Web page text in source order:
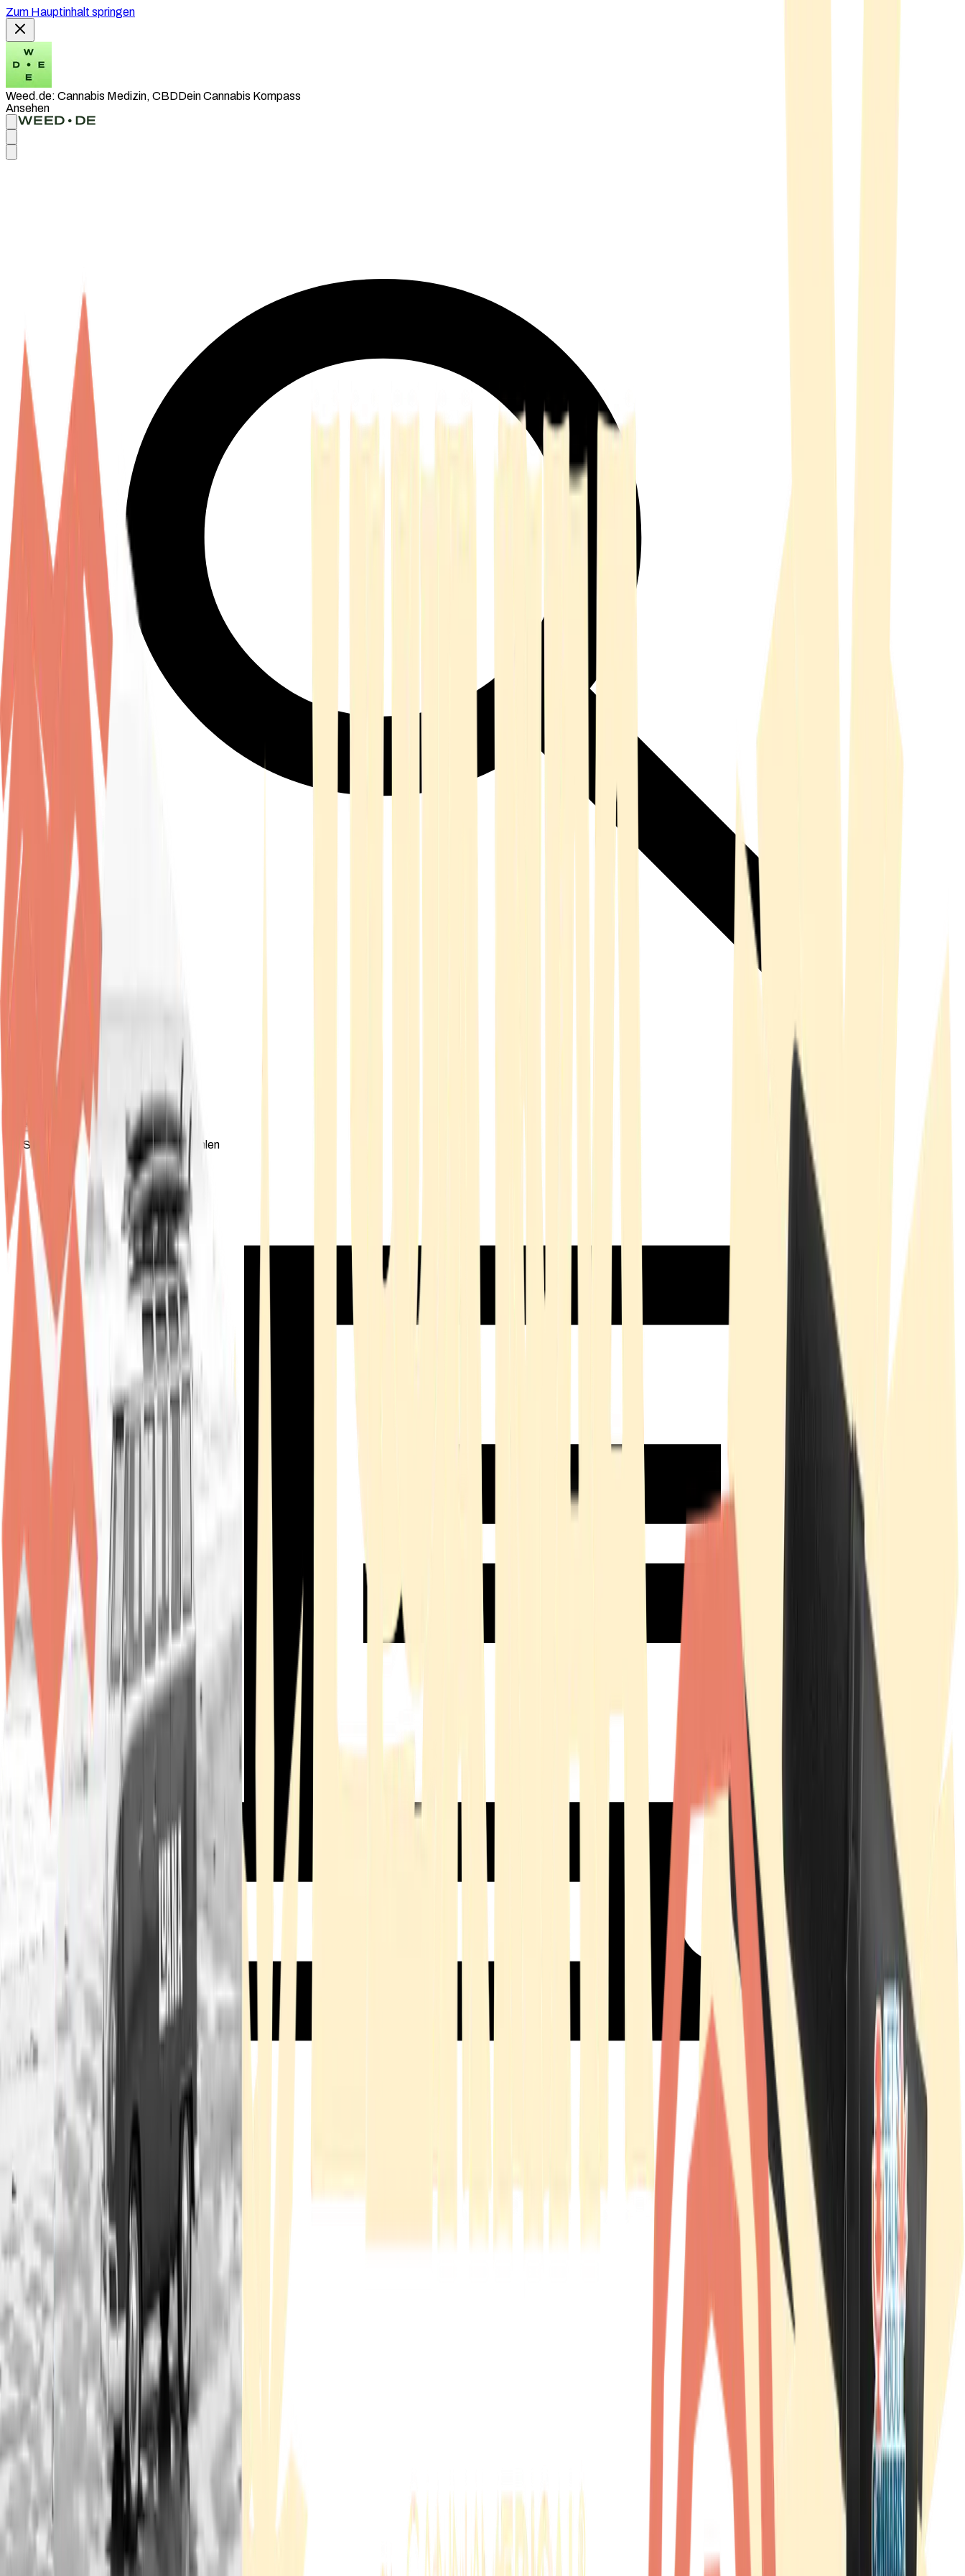
Zum Hauptinhalt springen
Weed.de: Cannabis Medizin, CBDDein Cannabis Kompass
Ansehen
Standort wählen Versandart wählen